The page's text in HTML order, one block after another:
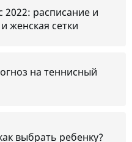
2022: расписание и
женская сетки
на теннисный
выбрать ребенку?